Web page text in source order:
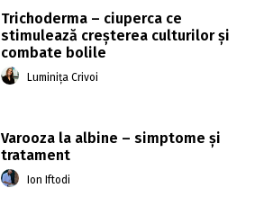
Trichoderma – ciuperca ce
stimulează creșterea culturilor și
combate bolile
Luminița Crivoi
Varooza la albine – simptome și
tratament
Ion Iftodi